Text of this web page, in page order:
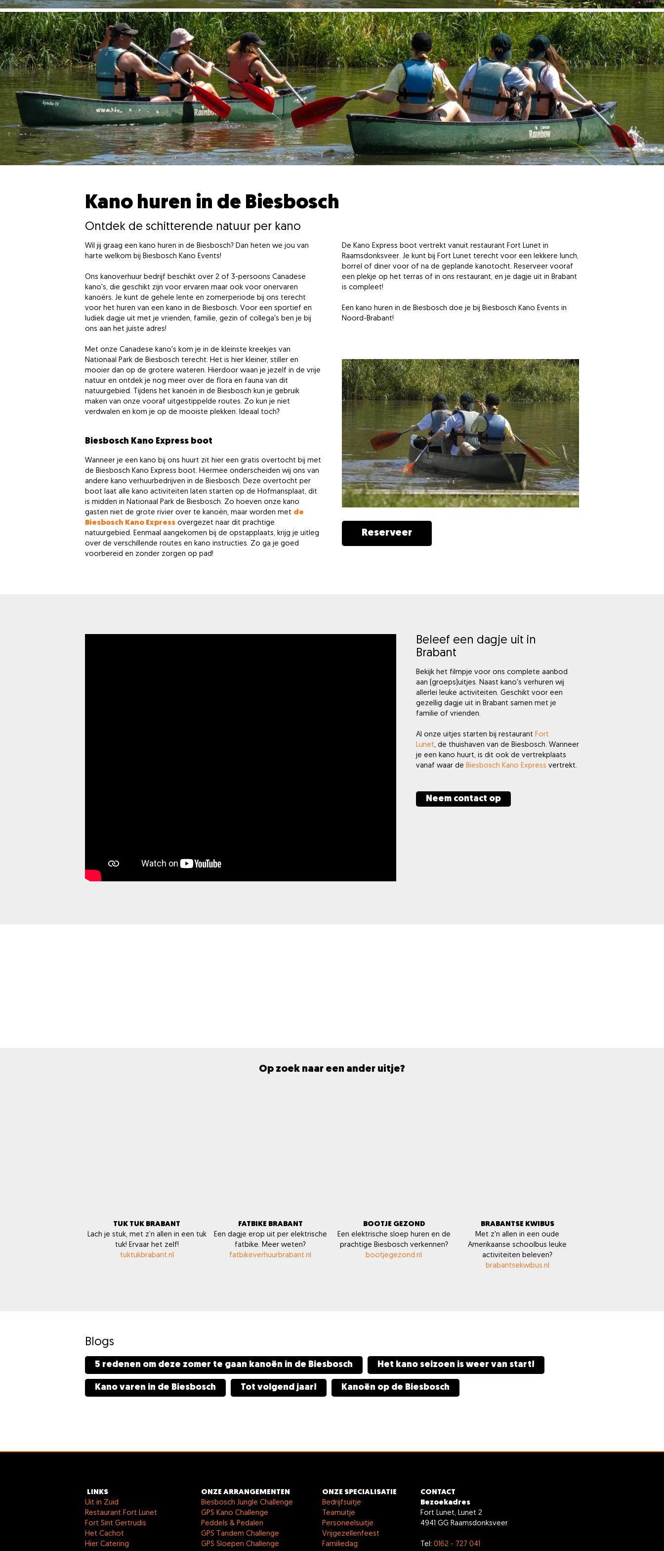
Kano huren in de Biesbosch
Ontdek de schitterende natuur per kano
Wil jij graag een kano huren in de Biesbosch? Dan heten we jou van
harte welkom bij Biesbosch Kano Events!
Ons kanoverhuur bedrijf beschikt over 2 of 3-persoons Canadese
kano's, die geschikt zijn voor ervaren maar ook voor onervaren
kanoërs. Je kunt de gehele lente en zomerperiode bij ons terecht
voor het huren van een kano in de Biesbosch. Voor een sportief en
ludiek dagje uit met je vrienden, familie, gezin of collega's ben je bij
ons aan het juiste adres!
Met onze Canadese kano's kom je in de kleinste kreekjes van
Nationaal Park de Biesbosch terecht. Het is hier kleiner, stiller en
mooier dan op de grotere wateren. Hierdoor waan je jezelf in de vrije
natuur en ontdek je nog meer over de flora en fauna van dit
natuurgebied. Tijdens het kanoën in de Biesbosch kun je gebruik
maken van onze vooraf uitgestippelde routes. Zo kun je niet
verdwalen en kom je op de mooiste plekken. Ideaal toch?
Biesbosch Kano Express boot
Wanneer je een kano bij ons huurt zit hier een gratis overtocht bij met
de Biesbosch Kano Express boot. Hiermee onderscheiden wij ons van
andere kano verhuurbedrijven in de Biesbosch. Deze overtocht per
boot laat alle kano activiteiten laten starten op de Hofmansplaat, dit
is midden in Nationaal Park de Biesbosch. Zo hoeven onze kano
gasten niet de grote rivier over te kanoën, maar worden met de
Biesbosch Kano Express overgezet naar dit prachtige
natuurgebied. Eenmaal aangekomen bij de opstapplaats, krijg je uitleg
over de verschillende routes en kano instructies. Zo ga je goed
voorbereid en zonder zorgen op pad!
De Kano Express boot vertrekt vanuit restaurant Fort Lunet in
Raamsdonksveer. Je kunt bij Fort Lunet terecht voor een lekkere lunch,
borrel of diner voor of na de geplande kanotocht. Reserveer vooraf
een plekje op het terras of in ons restaurant, en je dagje uit in Brabant
is compleet!
Een kano huren in de Biesbosch doe je bij Biesbosch Kano Events in
Noord-Brabant!
Reserveer
Beleef een dagje uit in
Brabant
Bekijk het filmpje voor ons complete aanbod
aan (groeps)uitjes. Naast kano's verhuren wij
allerlei leuke activiteiten. Geschikt voor een
gezellig dagje uit in Brabant samen met je
familie of vrienden.
Al onze uitjes starten bij restaurant Fort
Lunet, de thuishaven van de Biesbosch. Wanneer
je een kano huurt, is dit ook de vertrekplaats
vanaf waar de Biesbosch Kano Express vertrekt.
Neem contact op
Op zoek naar een ander uitje?
TUK TUK BRABANT
Lach je stuk, met z’n allen in een tuk
tuk! Ervaar het zelf!
tuktukbrabant.nl
FATBIKE BRABANT
Een dagje erop uit per elektrische
fatbike. Meer weten?
fatbikeverhuurbrabant.nl
BOOTJE GEZOND
Een elektrische sloep huren en de
prachtige Biesbosch verkennen?
bootjegezond.nl
BRABANTSE KWIBUS
Met z'n allen in een oude
Amerikaanse schoolbus leuke
activiteiten beleven?
brabantsekwibus.nl
Blogs
5 redenen om deze zomer te gaan kanoën in de Biesbosch Het kano seizoen is weer van start!
Kano varen in de Biesbosch Tot volgend jaar! Kanoën op de Biesbosch
LINKS
Uit in Zuid
Restaurant Fort Lunet
Fort Sint Gertrudis
Het Cachot
Hier Catering
ONZE ARRANGEMENTEN
Biesbosch Jungle Challenge
GPS Kano Challenge
Peddels & Pedalen
GPS Tandem Challenge
GPS Sloepen Challenge
ONZE SPECIALISATIE
Bedrijfsuitje
Teamuitje
Personeelsuitje
Vrijgezellenfeest
Familiedag
CONTACT
Bezoekadres
Fort Lunet, Lunet 2
4941 GG Raamsdonksveer
Tel: 0162 - 727 041